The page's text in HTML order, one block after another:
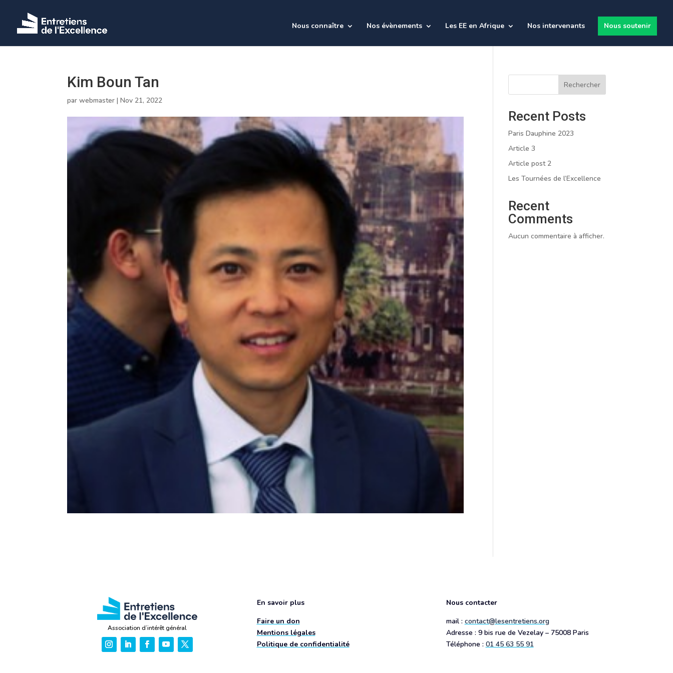
Nous connaître Nos évènements Les EE en Afrique Nos intervenants Nous soutenir
Kim Boun Tan
parwebmaster |Nov 21, 2022
Rechercher
Recent Posts
Paris Dauphine 2023
Article 3
Article post 2
Les Tournées de l’Excellence
Recent
Comments
Aucun commentaire à afficher.
Association d’intérêt général
En savoir plus
Faire un don
Mentions légales
Politique de confidentialité
Nous contacter
mail : contact@lesentretiens.org
Adresse : 9 bis rue de Vezelay – 75008 Paris
Téléphone : 01 45 63 55 91